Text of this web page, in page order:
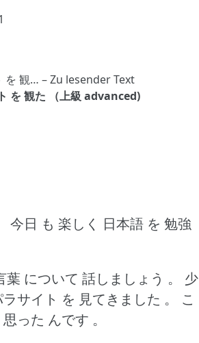
を 観た （上級 advanced)
今日 も 楽しく 日本語 を 勉強
について 話しましょう 。
少
サイト を 見てきました 。
こ
った んです 。